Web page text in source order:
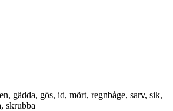
gädda, gös, id, mört, regnbåge, sarv, sik,
skrubba